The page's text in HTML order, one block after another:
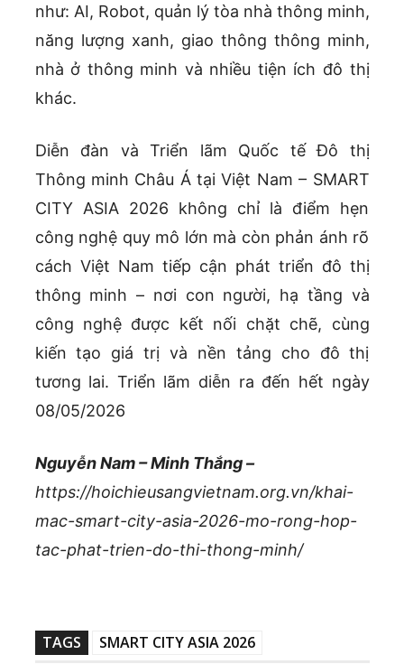
như: AI, Robot, quản lý tòa nhà thông minh,
năng lượng xanh, giao thông thông minh,
nhà ở thông minh và nhiều tiện ích đô thị
khác.
Diễn đàn và Triển lãm Quốc tế Đô thị
Thông minh Châu Á tại Việt Nam – SMART
CITY ASIA 2026 không chỉ là điểm hẹn
công nghệ quy mô lớn mà còn phản ánh rõ
cách Việt Nam tiếp cận phát triển đô thị
thông minh – nơi con người, hạ tầng và
công nghệ được kết nối chặt chẽ, cùng
kiến tạo giá trị và nền tảng cho đô thị
tương lai. Triển lãm diễn ra đến hết ngày
08/05/2026
Nguyễn Nam – Minh Thắng –
https://hoichieusangvietnam.org.vn/khai-
mac-smart-city-asia-2026-mo-rong-hop-
tac-phat-trien-do-thi-thong-minh/
TAGS SMART CITY ASIA 2026